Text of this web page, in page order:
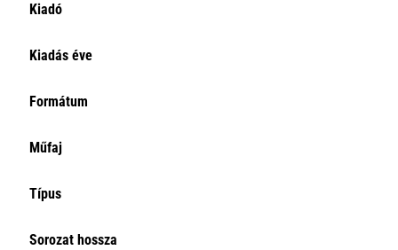
Kiadó
Kiadás éve
Formátum
Műfaj
Típus
Sorozat hossza